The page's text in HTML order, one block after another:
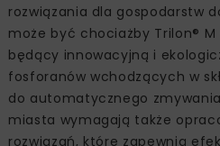
rozwiązania dla gospodarstw
może być chociażby Trilon®
będący innowacyjną i
fosforanów wchodzących w
do automatycznego
miasta wymagają także
rozwiązań, które zapewnią